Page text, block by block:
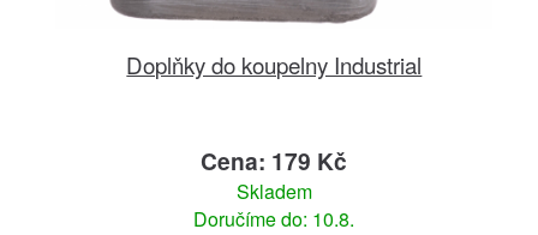
Doplňky do koupelny Industrial
Cena: 179 Kč
Skladem
Doručíme do: 10.8.